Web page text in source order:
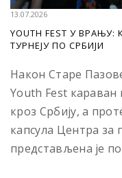
13.07.2026
YOUTH FEST У
ТУРНЕЈУ ПО СРБИЈИ
Након Старе
Youth Fest караван
кроз Србију, а
капсула Центра за
представљена је